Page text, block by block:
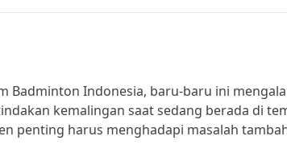
Badminton Indonesia, baru-baru ini
kemalingan saat sedang berada di
penting harus menghadapi masalah